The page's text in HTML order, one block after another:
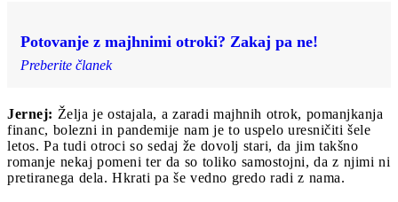
Potovanje z majhnimi otroki? Zakaj pa ne!
Preberite članek
Jernej: Želja je ostajala, a zaradi majhnih otrok, pomanjkanja
financ, bolezni in pandemije nam je to uspelo uresničiti šele
letos. Pa tudi otroci so sedaj že dovolj stari, da jim takšno
romanje nekaj pomeni ter da so toliko samostojni, da z njimi ni
pretiranega dela. Hkrati pa še vedno gredo radi z nama.